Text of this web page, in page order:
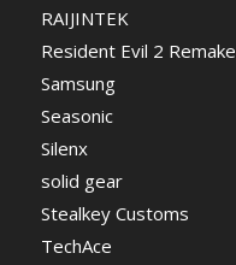
RAIJINTEK
Resident Evil 2 Remake
Samsung
Seasonic
Silenx
solid gear
Stealkey Customs
TechAce